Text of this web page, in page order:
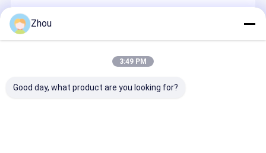
Recommended Products
Zhou
3:49 PM
Good day, what product are you looking for?